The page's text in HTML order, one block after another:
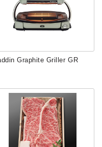
Graphite Griller GR